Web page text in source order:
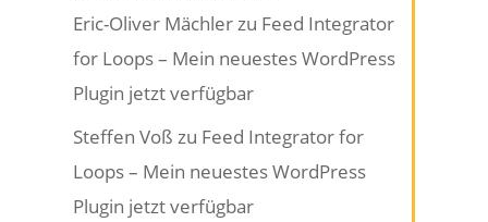
Eric-Oliver Mächlerzu Feed Integrator
for Loops – Mein neuestes WordPress
Plugin jetzt verfügbar
Steffen Voß zu Feed Integrator for
Loops – Mein neuestes WordPress
Plugin jetzt verfügbar